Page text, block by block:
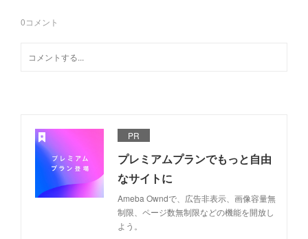
0コメント
PR
プレミアムプランでもっと自由
なサイトに
Ameba Owndで、広告非表示、画像容量無
制限、ページ数無制限などの機能を開放し
よう。